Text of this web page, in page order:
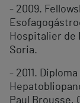
- 2009.
Hospitalier de
Soria.
- 2011.